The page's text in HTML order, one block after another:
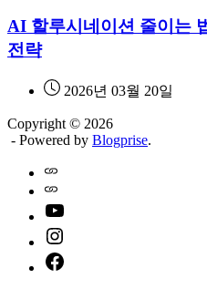
AI 할루시네이션 줄이는
전략
2026년 03월 20일
Copyright © 2026
- Powered by Blogprise.